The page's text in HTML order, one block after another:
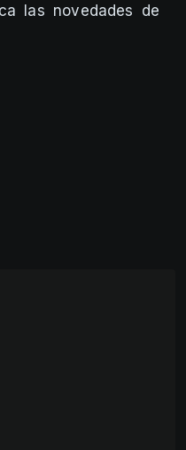
las novedades de